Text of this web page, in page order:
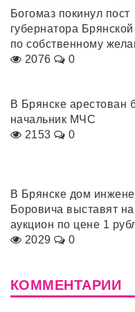
Богомаз покинул пост
губернатора Брянской
по собственному
2076
0
В Брянске арестован
начальник МЧС
2153
0
В Брянске дом
Боровича выставят на
аукцион по цене 1
2029
0
КОММЕНТАРИИ